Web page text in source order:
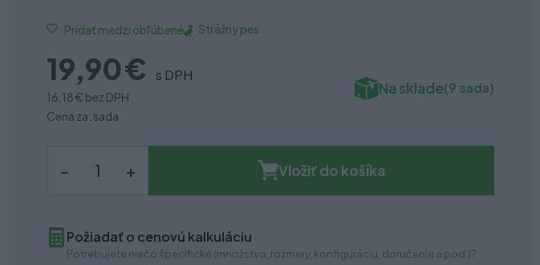
Pridať medzi obľúbené Strážny pes
19,90 € s DPH
16,18 € bez DPH
Cena za: sada
Na sklade(9 sada)
– + Vložiť do košíka
Požiadať o cenovú kalkuláciu
Potrebujete niečo špecifické (množstvo, rozmery, konfiguráciu, doručenie a pod.)?